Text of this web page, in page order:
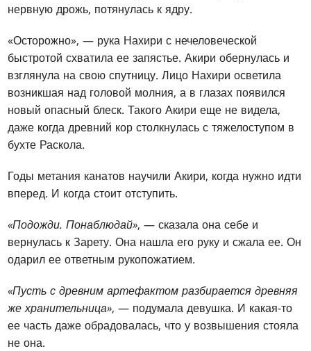
нервную дрожь, потянулась к ядру.
«Осторожно», — рука Нахири с нечеловеческой
быстротой схватила ее запястье. Акири обернулась и
взглянула на свою спутницу. Лицо Нахири осветила
возникшая над головой молния, а в глазах появился
новый опасный блеск. Такого Акири еще не видела,
даже когда древний кор столкнулась с тяжелоступом в
бухте Раскола.
Годы метания канатов научили Акири, когда нужно идти
вперед. И когда стоит отступить.
«Подожди. Понаблюдай», — сказала она себе и
вернулась к Зарету. Она нашла его руку и сжала ее. Он
одарил ее ответным рукопожатием.
«Пусть с древним артефактом разбирается древняя
же хранительница», — подумала девушка. И какая-то
ее часть даже обрадовалась, что у возвышения стояла
не она.